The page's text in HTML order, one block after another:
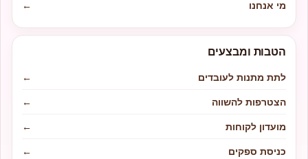
מי אנחנו
←
הטבות ומבצעים
לתת מתנות לעובדים
←
הצטרפות להשווה
←
מועדון לקוחות
←
כניסת ספקים
←